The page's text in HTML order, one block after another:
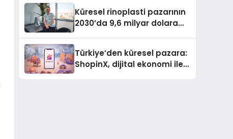
Küresel rinoplasti pazarının
2030’da 9,6 milyar dolara
Türkiye’den küresel pazara:
ShopinX, dijital ekonomi ile